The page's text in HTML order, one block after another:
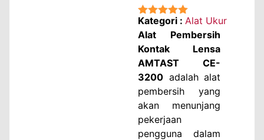
★★★★★
Kategori : Alat Ukur
Alat Pembersih
Kontak Lensa
AMTAST CE-
3200 adalah alat
pembersih yang
akan menunjang
pekerjaan
pengguna dalam